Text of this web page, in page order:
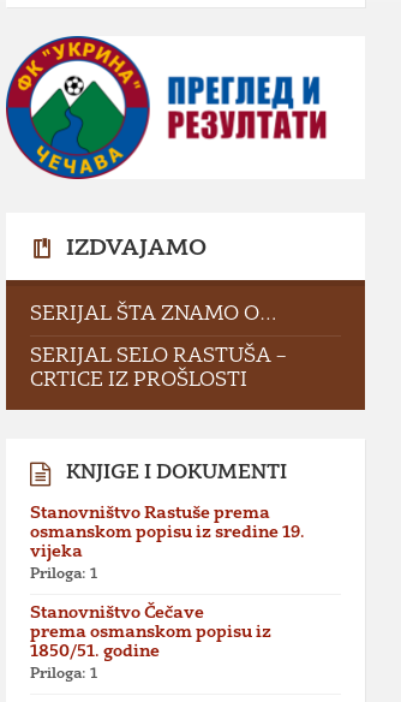
IZDVAJAMO
SERIJAL ŠTA ZNAMO O…
SERIJAL SELO RASTUŠA –
CRTICE IZ PROŠLOSTI
KNJIGE I DOKUMENTI
Stanovništvo Rastuše prema
osmanskom popisu iz sredine 19.
vijeka
Priloga: 1
Stanovništvo Čečave
prema osmanskom popisu iz
1850/51. godine
Priloga: 1